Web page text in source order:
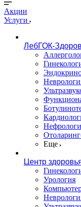
Акции
Услуги
ЛебГОК-
Еще
Центр
Урология